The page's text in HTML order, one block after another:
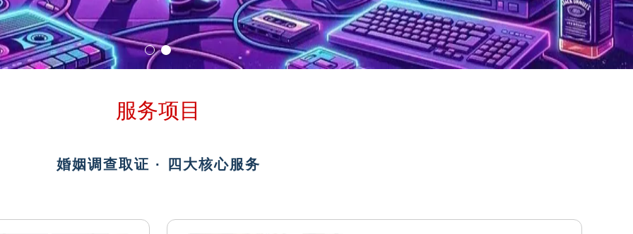
服务项目
婚姻调查取证 · 四大核心服务